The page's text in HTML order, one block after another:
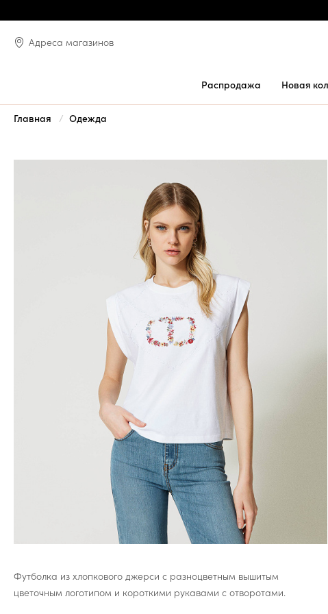
Адреса магазинов
Распродажа Новая
Главная Одежда
Футболка из хлопкового джерси с разноцветным вышитым
цветочным логотипом и короткими рукавами с отворотами.